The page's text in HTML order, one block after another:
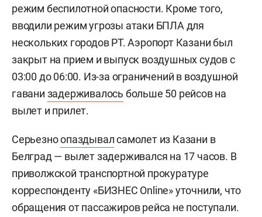
режим беспилотной опасности. Кроме того,
вводили режим угрозы атаки БПЛА для
нескольких городов РТ. Аэропорт Казани был
закрыт на прием и выпуск воздушных судов с
03:00 до 06:00. Из-за ограничений в воздушной
гавани задерживалось больше 50 рейсов на
вылет и прилет.
Серьезноопаздывалсамолет из Казани в
Белград — вылет задерживался на 17 часов. В
приволжской транспортной прокуратуре
корреспонденту «БИЗНЕС Online» уточнили, что
обращения от пассажиров рейса не поступали.